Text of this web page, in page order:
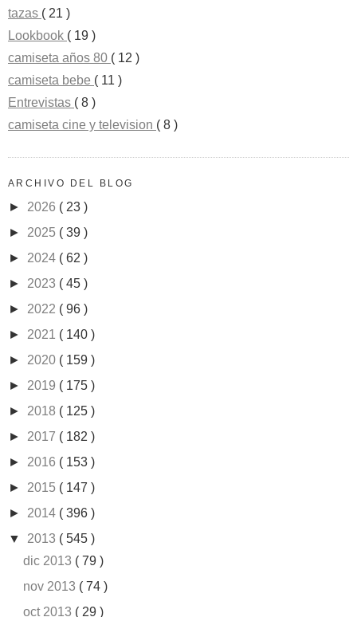
tazas ( 21 )
Lookbook ( 19 )
camiseta años 80 ( 12 )
camiseta bebe ( 11 )
Entrevistas ( 8 )
camiseta cine y television ( 8 )
ARCHIVO DEL BLOG
► 2026 ( 23 )
► 2025 ( 39 )
► 2024 ( 62 )
► 2023 ( 45 )
► 2022 ( 96 )
► 2021 ( 140 )
► 2020 ( 159 )
► 2019 ( 175 )
► 2018 ( 125 )
► 2017 ( 182 )
► 2016 ( 153 )
► 2015 ( 147 )
► 2014 ( 396 )
▼ 2013 ( 545 )
dic 2013 ( 79 )
nov 2013 ( 74 )
oct 2013 ( 29 )